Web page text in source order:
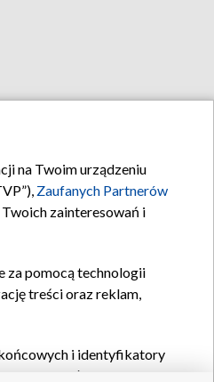
na Twoim urządzeniu
Zaufanych Partnerów
zainteresowań i
za pomocą technologii
treści oraz reklam,
i identyfikatory
oraz pozostałych